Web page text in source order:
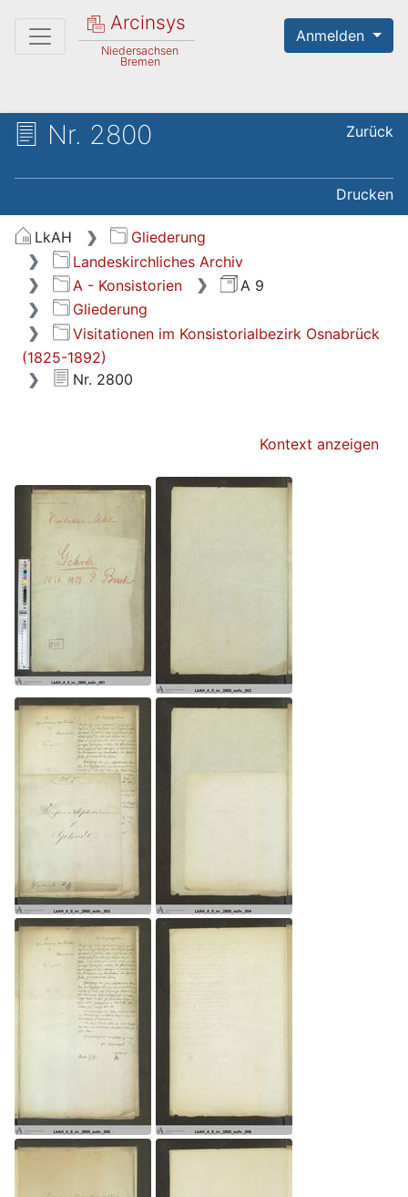
Arcinsys
Niedersachsen
Bremen
Anmelden
Nr. 2800 Zurück
Drucken
LkAH
Gliederung
Landeskirchliches Archiv
A - Konsistorien
A 9
Gliederung
Visitationen im Konsistorialbezirk Osnabrück
(1825-1892)
Nr. 2800
Kontext anzeigen